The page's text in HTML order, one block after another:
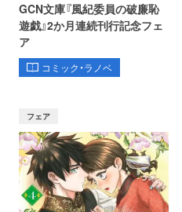
GCN文庫『風紀委員の破廉恥
遊戯』2か月連続刊行記念フェ
ア
コミック・ラノベ
フェア